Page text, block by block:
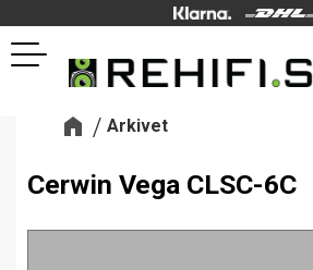
Meny
Arkivet
Cerwin Vega CLSC-6C